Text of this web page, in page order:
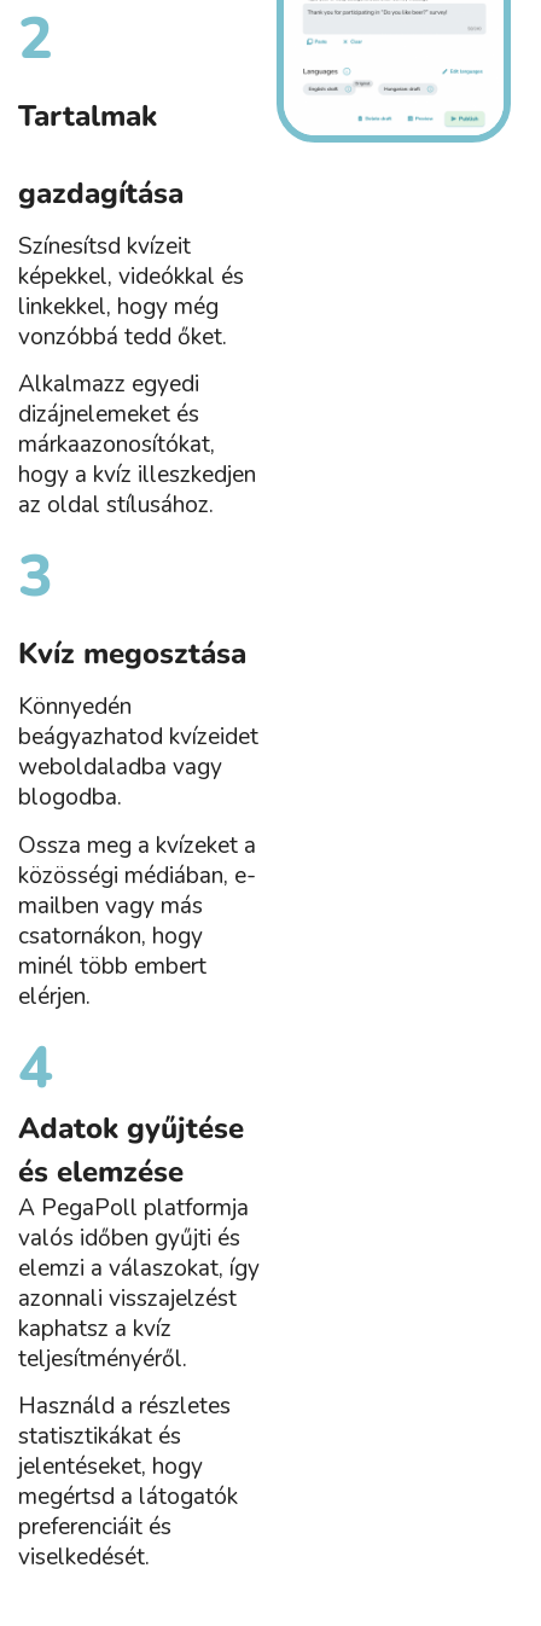
2
Tartalmak
gazdagítása
Színesítsd kvízeit
képekkel, videókkal és
linkekkel, hogy még
vonzóbbá tedd őket.
Alkalmazz egyedi
dizájnelemeket és
márkaazonosítókat,
hogy a kvíz illeszkedjen
az oldal stílusához.
3
Kvíz megosztása
Könnyedén
beágyazhatod kvízeidet
weboldaladba vagy
blogodba.
Ossza meg a kvízeket a
közösségi médiában, e-
mailben vagy más
csatornákon, hogy
minél több embert
elérjen.
4
Adatok gyűjtése
és elemzése
A PegaPoll platformja
valós időben gyűjti és
elemzi a válaszokat, így
azonnali visszajelzést
kaphatsz a kvíz
teljesítményéről.
Használd a részletes
statisztikákat és
jelentéseket, hogy
megértsd a látogatók
preferenciáit és
viselkedését.